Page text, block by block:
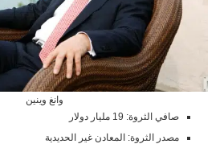
وانغ وينين
صافي الثروة: 19 مليار دولار
مصدر الثروة: المعادن غير الحديدية